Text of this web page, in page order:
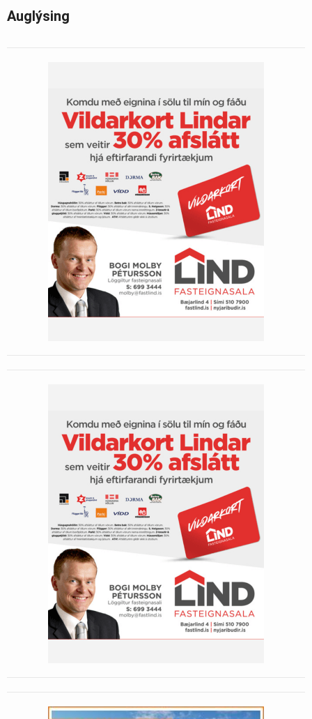
Auglýsing